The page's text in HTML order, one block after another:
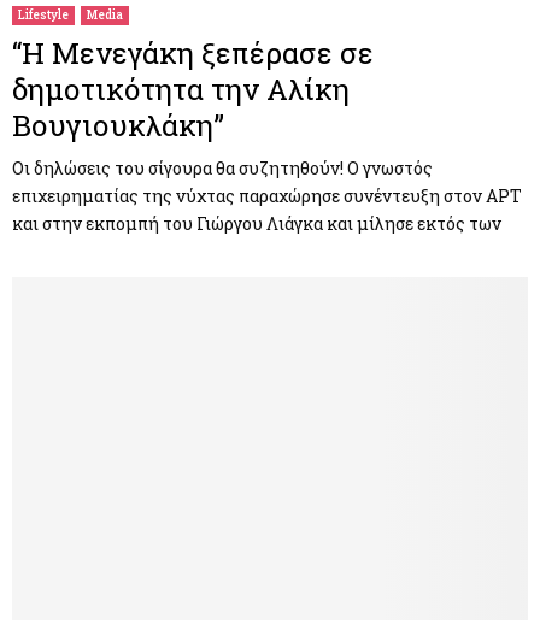
Lifestyle Media
“Η Μενεγάκη ξεπέρασε σε
δημοτικότητα την Αλίκη
Βουγιουκλάκη”
Οι δηλώσεις του σίγουρα θα συζητηθούν! Ο γνωστός
επιχειρηματίας της νύχτας παραχώρησε συνέντευξη στον ΑΡΤ
και στην εκπομπή του Γιώργου Λιάγκα και μίλησε εκτός των